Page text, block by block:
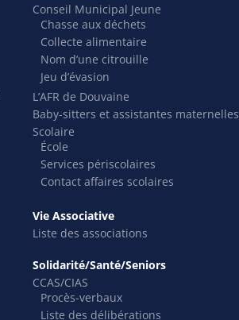
Conseil Municipal Jeune
Chasse aux déchets
Collecte alimentaire
Nom d’une citrouille
Jeu d’évasion
L’AFR de Douvaine
Baby-sitters et assistantes maternelles
Scolaire
École
Services périscolaires
Contact affaires scolaires
Vie Associative
Liste des associations
Solidarité/Santé/Seniors
CCAS/CIAS
Procès-verbaux
Liste des délibérations